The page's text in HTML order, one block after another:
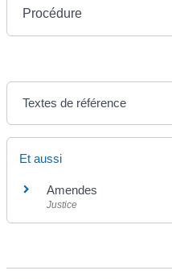
Procédure
Textes de référence
Et aussi
Amendes
Justice